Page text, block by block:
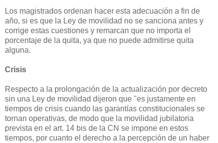
Los magistrados ordenan hacer esta adecuación a fin de
año, si es que la Ley de movilidad no se sanciona antes y
corrige estas cuestiones y remarcan que no importa el
porcentaje de la quita, ya que no puede admitirse quita
alguna.
Crisis
Respecto a la prolongación de la actualización por decreto
sin una Ley de movilidad dijeron que "es justamente en
tiempos de crisis cuando las garantías constitucionales se
tornan operativas, de modo que la movilidad jubilatoria
prevista en el art. 14 bis de la CN se impone en estos
tiempos, por cuanto el derecho a la percepción de un haber